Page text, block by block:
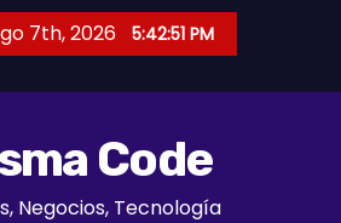
7th, 2026 5:42:52 PM
Code
Negocios, Tecnología